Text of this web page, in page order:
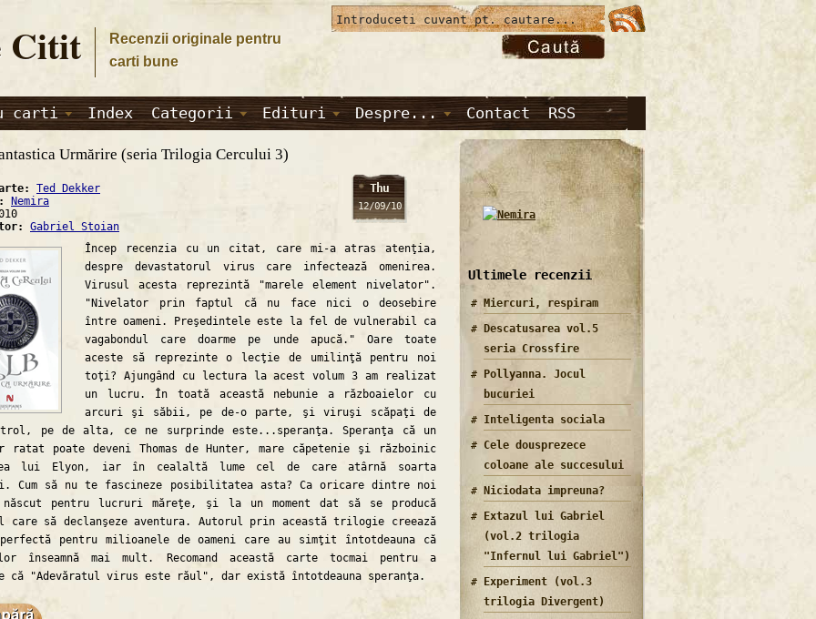
Citit
Recenzii originale pentru
carti bune
carti Index Categorii Edituri Despre... Contact RSS
Urmărire (seria Trilogia Cercului 3)
Thu
12/09/10
Ted Dekker
Nemira
Gabriel Stoian
Încep recenzia cu un citat, care mi-a atras atenţia,
despre devastatorul virus care infectează omenirea.
Virusul acesta reprezintă "marele element nivelator".
"Nivelator prin faptul că nu face nici o deosebire
între oameni. Preşedintele este la fel de vulnerabil ca
vagabondul care doarme pe unde apucă." Oare toate
aceste să reprezinte o lecţie de umilinţă pentru noi
toţi? Ajungând cu lectura la acest volum 3 am realizat
un lucru. În toată această nebunie a războaielor cu
arcuri şi săbii, pe de-o parte, şi viruşi scăpaţi de
pe de alta, ce ne surprinde este...speranţa. Speranţa că un
poate deveni Thomas de Hunter, mare căpetenie şi războinic
lui Elyon, iar în cealaltă lume cel de care atârnă soarta
Cum să nu te fascineze posibilitatea asta? Ca oricare dintre noi
pentru lucruri măreţe, şi la un moment dat să se producă
care să declanşeze aventura. Autorul prin această trilogie creează
pentru milioanele de oameni care au simţit întotdeauna că
înseamnă mai mult. Recomand această carte tocmai pentru a
că "Adevăratul virus este răul", dar există întotdeauna speranţa.
Ultimele recenzii
Miercuri, respiram
Descatusarea vol.5
seria Crossfire
Pollyanna. Jocul
bucuriei
Inteligenta sociala
Cele dousprezece
coloane ale succesului
Niciodata impreuna?
Extazul lui Gabriel
(vol.2 trilogia
"Infernul lui Gabriel")
Experiment (vol.3
trilogia Divergent)